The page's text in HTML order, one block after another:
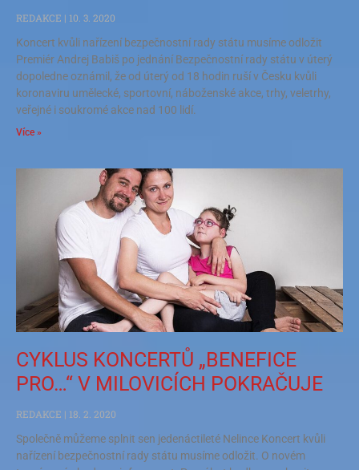
REDAKCE
10. 3. 2020
Koncert kvůli nařízení bezpečnostní rady státu musíme odložit
Premiér Andrej Babiš po jednání Bezpečnostní rady státu v úterý
dopoledne oznámil, že od úterý od 18 hodin ruší v Česku kvůli
koronaviru umělecké, sportovní, náboženské akce, trhy, veletrhy,
veřejné i soukromé akce nad 100 lidí.
Více »
CYKLUS KONCERTŮ „BENEFICE
PRO…“ V MILOVICÍCH POKRAČUJE
REDAKCE
18. 2. 2020
Společně můžeme splnit sen jedenáctileté Nelince Koncert kvůli
nařízení bezpečnostní rady státu musíme odložit. O novém